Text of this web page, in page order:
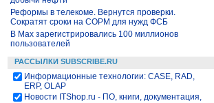
Реформы в телекоме. Вернутся проверки.
Сократят сроки на СОРМ для нужд ФСБ
В Max зарегистрировались 100 миллионов
пользователей
РАССЫЛКИ SUBSCRIBE.RU
Информационные технологии: CASE, RAD,
ERP, OLAP
Новости ITShop.ru - ПО, книги, документация,